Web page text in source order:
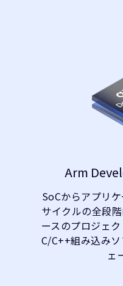
Arm
SoCからアプリ
サイクルの全段
ースのプロジェ
C/C++組み込み
ェ